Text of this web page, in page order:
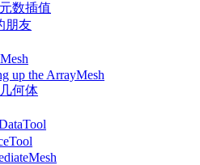
数插值
朋友
up the ArrayMesh
何体